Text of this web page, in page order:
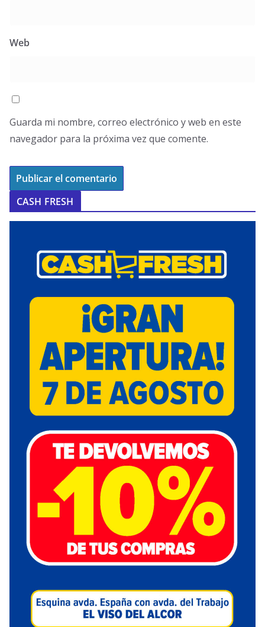
Web
Guarda mi nombre, correo electrónico y web en este
navegador para la próxima vez que comente.
CASH FRESH